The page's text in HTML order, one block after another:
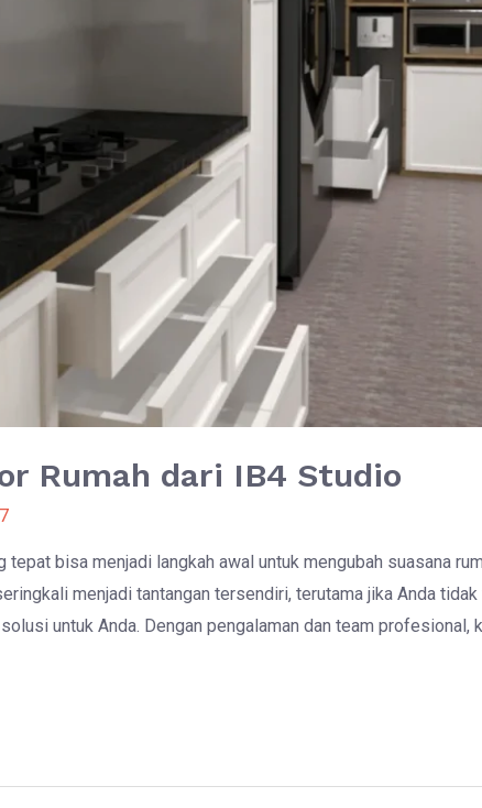
Rumah dari IB4 Studio
bisa menjadi langkah awal untuk mengubah suasana
menjadi tantangan tersendiri, terutama jika Anda
untuk Anda. Dengan pengalaman dan team profesional,